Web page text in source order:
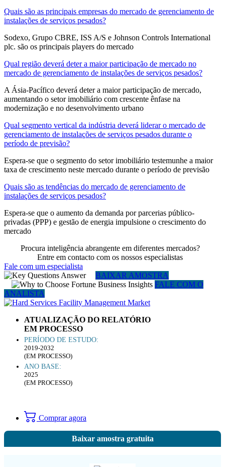
Quais são as principais empresas do mercado de gerenciamento de
instalações de serviços pesados?
Sodexo, Grupo CBRE, ISS A/S e Johnson Controls International
plc. são os principais players do mercado
Qual região deverá deter a maior participação de mercado no
mercado de gerenciamento de instalações de serviços pesados?
A Ásia-Pacífico deverá deter a maior participação de mercado,
aumentando o setor imobiliário com crescente ênfase na
modernização e no desenvolvimento urbano
Qual segmento vertical da indústria deverá liderar o mercado de
gerenciamento de instalações de serviços pesados ​​durante o
período de previsão?
Espera-se que o segmento do setor imobiliário testemunhe a maior
taxa de crescimento neste mercado durante o período de previsão
Quais são as tendências do mercado de gerenciamento de
instalações de serviços pesados?
Espera-se que o aumento da demanda por parcerias público-
privadas (PPP) e gestão de energia impulsione o crescimento do
mercado
Procura inteligência abrangente em diferentes mercados?
Entre em contacto com os nossos especialistas
Fale com um especialista
BAIXAR AMOSTRA
FALE COM O
ANALISTA
ATUALIZAÇÃO DO RELATÓRIO
EM PROCESSO
PERÍODO DE ESTUDO:
2019-2032
(EM PROCESSO)
ANO BASE:
2025
(EM PROCESSO)
Comprar agora
Baixar amostra gratuita